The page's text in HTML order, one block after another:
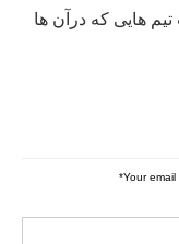
هایی که درآن ها
Your email
*